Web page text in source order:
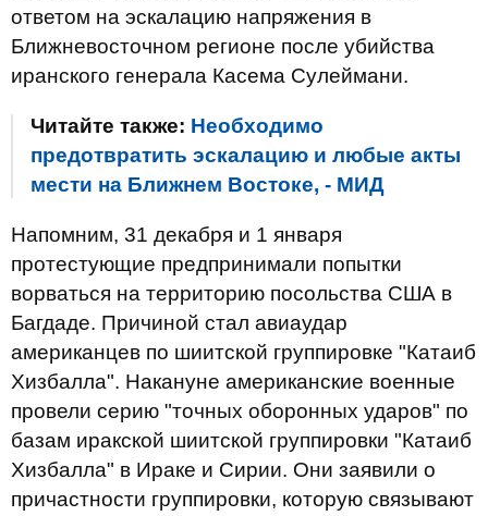
ответом на эскалацию напряжения в
Ближневосточном регионе после убийства
иранского генерала Касема Сулеймани.
Читайте также: Необходимо
предотвратить эскалацию и любые акты
мести на Ближнем Востоке, - МИД
Напомним, 31 декабря и 1 января
протестующие предпринимали попытки
ворваться на территорию посольства США в
Багдаде. Причиной стал авиаудар
американцев по шиитской группировке "Катаиб
Хизбалла". Накануне американские военные
провели серию "точных оборонных ударов" по
базам иракской шиитской группировки "Катаиб
Хизбалла" в Ираке и Сирии. Они заявили о
причастности группировки, которую связывают